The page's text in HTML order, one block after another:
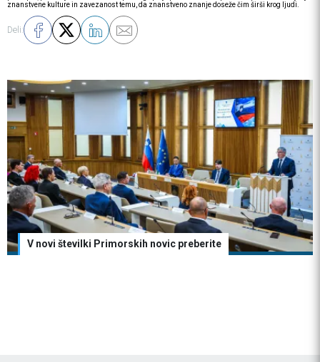
znanstvene kulture in zavezanost temu, da znanstveno znanje doseže čim širši krog ljudi.
Deli:
V novi številki Primorskih novic preberite